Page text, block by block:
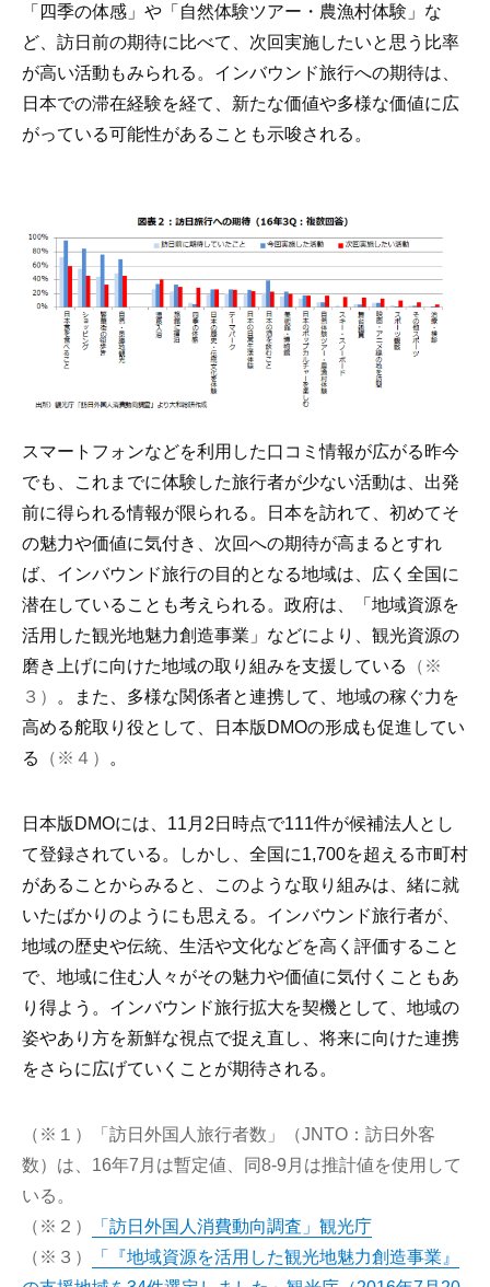
「四季の体感」や「自然体験ツアー・農漁村体験」な
ど、訪日前の期待に比べて、次回実施したいと思う比率
が高い活動もみられる。インバウンド旅行への期待は、
日本での滞在経験を経て、新たな価値や多様な価値に広
がっている可能性があることも示唆される。
スマートフォンなどを利用した口コミ情報が広がる昨今
でも、これまでに体験した旅行者が少ない活動は、出発
前に得られる情報が限られる。日本を訪れて、初めてそ
の魅力や価値に気付き、次回への期待が高まるとすれ
ば、インバウンド旅行の目的となる地域は、広く全国に
潜在していることも考えられる。政府は、「地域資源を
活用した観光地魅力創造事業」などにより、観光資源の
磨き上げに向けた地域の取り組みを支援している
（※
３）
。また、多様な関係者と連携して、地域の稼ぐ力を
高める舵取り役として、日本版DMOの形成も促進してい
る
（※４） 。
日本版DMOには、11月2日時点で111件が候補法人とし
て登録されている。しかし、全国に1,700を超える市町村
があることからみると、このような取り組みは、緒に就
いたばかりのようにも思える。インバウンド旅行者が、
地域の歴史や伝統、生活や文化などを高く評価すること
で、地域に住む人々がその魅力や価値に気付くこともあ
り得よう。インバウンド旅行拡大を契機として、地域の
姿やあり方を新鮮な視点で捉え直し、将来に向けた連携
をさらに広げていくことが期待される。
（※１）「訪日外国人旅行者数」（JNTO：訪日外客
数）は、16年7月は暫定値、同8-9月は推計値を使用して
いる。
（※２）
「訪日外国人消費動向調査」観光庁
（※３）
「『地域資源を活用した観光地魅力創造事業』